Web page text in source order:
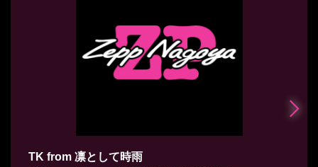
TK from 凛として時雨